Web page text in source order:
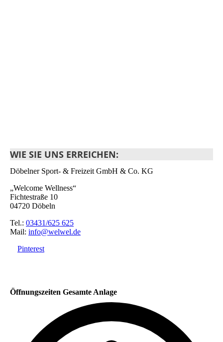
WIE SIE UNS ERREICHEN:
Döbelner Sport- & Freizeit GmbH & Co. KG
„Welcome Wellness“
Fichtestraße 10
04720 Döbeln
Tel.: 03431/625 625
Mail: info@welwel.de
Pinterest
Öffnungszeiten Gesamte Anlage